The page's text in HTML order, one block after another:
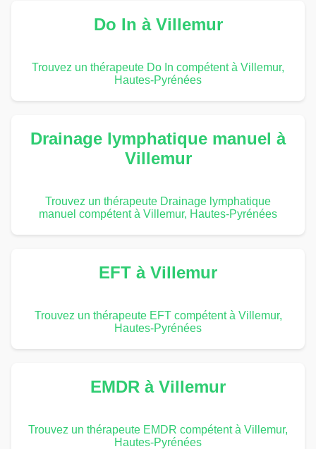
Do In à Villemur
Trouvez un thérapeute Do In compétent à Villemur,
Hautes-Pyrénées
Drainage lymphatique manuel à
Villemur
Trouvez un thérapeute Drainage lymphatique
manuel compétent à Villemur, Hautes-Pyrénées
EFT à Villemur
Trouvez un thérapeute EFT compétent à Villemur,
Hautes-Pyrénées
EMDR à Villemur
Trouvez un thérapeute EMDR compétent à Villemur,
Hautes-Pyrénées